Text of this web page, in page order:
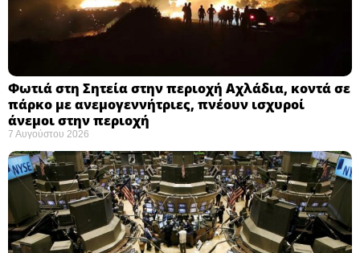
Φωτιά στη Σητεία στην περιοχή Αχλάδια, κοντά σε
πάρκο με ανεμογεννήτριες, πνέουν ισχυροί
άνεμοι στην περιοχή
7 Αυγούστου 2026